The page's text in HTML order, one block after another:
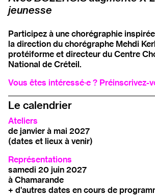
jeunesse
Participez à une chorégraphie
la direction du chorégraphe Mehdi
protéiforme et directeur du Centre
National de Créteil.
Vous êtes intéressé·e ? Préinscrivez-
Le calendrier
Ateliers
de janvier à mai 2027
(dates et lieux à venir)
Représentations
samedi 20 juin 2027
à Chamarande
+ d'autres dates en cours de